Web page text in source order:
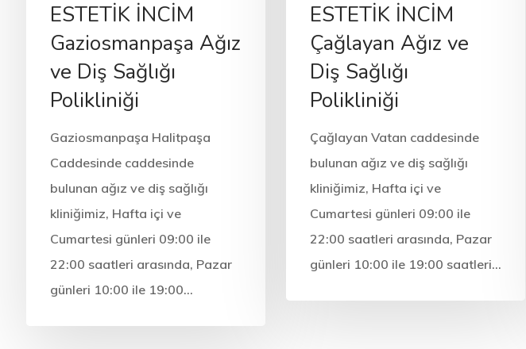
ESTETİK İNCİM
Gaziosmanpaşa Ağız
ve Diş Sağlığı
Polikliniği
Gaziosmanpaşa Halitpaşa
Caddesinde caddesinde
bulunan ağız ve diş sağlığı
kliniğimiz, Hafta içi ve
Cumartesi günleri 09:00 ile
22:00 saatleri arasında, Pazar
günleri 10:00 ile 19:00…
ESTETİK İNCİM
Çağlayan Ağız ve
Diş Sağlığı
Polikliniği
Çağlayan Vatan caddesinde
bulunan ağız ve diş sağlığı
kliniğimiz, Hafta içi ve
Cumartesi günleri 09:00 ile
22:00 saatleri arasında, Pazar
günleri 10:00 ile 19:00 saatleri…